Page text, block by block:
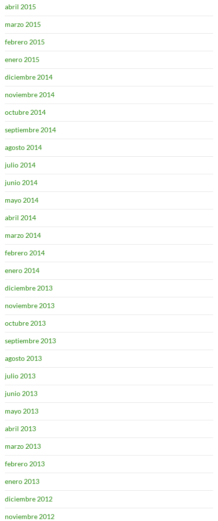
abril 2015
marzo 2015
febrero 2015
enero 2015
diciembre 2014
noviembre 2014
octubre 2014
septiembre 2014
agosto 2014
julio 2014
junio 2014
mayo 2014
abril 2014
marzo 2014
febrero 2014
enero 2014
diciembre 2013
noviembre 2013
octubre 2013
septiembre 2013
agosto 2013
julio 2013
junio 2013
mayo 2013
abril 2013
marzo 2013
febrero 2013
enero 2013
diciembre 2012
noviembre 2012